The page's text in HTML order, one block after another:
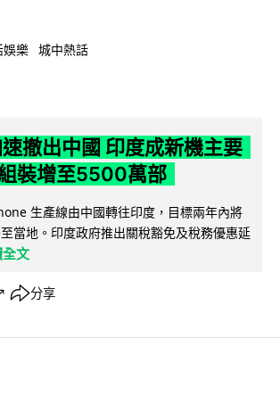
娛樂 城中熱話
撤出中國 印度成新機主要
裝增至5500萬部
生產線由中國轉往印度，目標兩年內將
當地。印度政府推出關稅豁免及稅務優惠延
文
↗ 分享